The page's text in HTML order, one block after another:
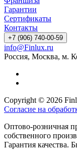
Гарантии
Сертификаты
Контакты
+7 (906) 740-00-59
info@Finlux.ru
Россия, Москва, м.
Copyright © 2026
Согласие на
Оптово-розничная
собственного
Гарантия качества.